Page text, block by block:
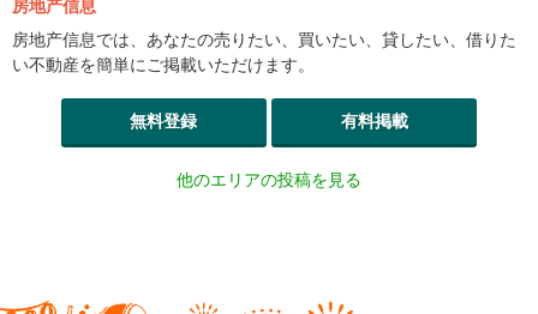
房地产信息
房地产信息では、あなたの売りたい、買いたい、貸したい、借りた
い不動産を簡単にご掲載いただけます。
無料登録 有料掲載
他のエリアの投稿を見る